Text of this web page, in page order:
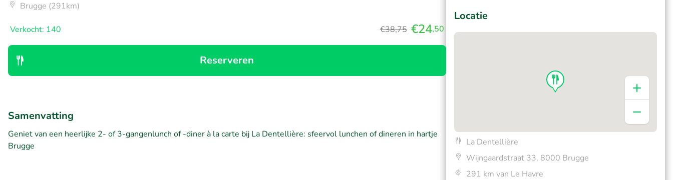
Brugge (291km)
Verkocht: 140 €38,75 €24,50
Reserveren
Samenvatting
Geniet van een heerlijke 2- of 3-gangenlunch of -diner à la carte bij La Dentellière: sfeervol lunchen of dineren in hartje
Brugge
Locatie
La Dentellière
Wijngaardstraat 33, 8000 Brugge
291 km van Le Havre